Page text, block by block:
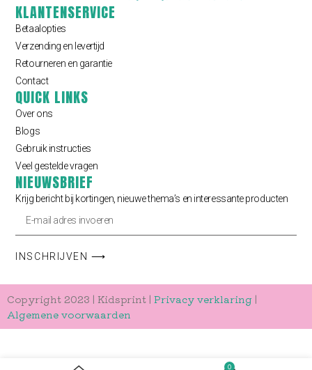
KLANTENSERVICE
Betaalopties
Verzending en levertijd
Retourneren en garantie
Contact
QUICK LINKS
Over ons
Blogs
Gebruik instructies
Veel gestelde vragen
NIEUWSBRIEF
Krijg bericht bij kortingen, nieuwe thema’s en interessante producten
INSCHRIJVEN ⟶
Copyright 2023 | Kidsprint | Privacy verklaring |
Algemene voorwaarden
0